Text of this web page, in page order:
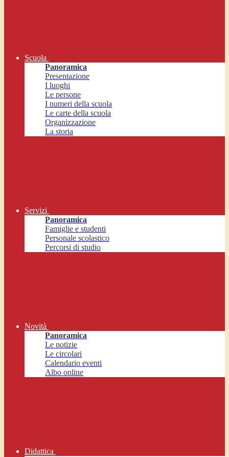
Scuola
Panoramica
Presentazione
I luoghi
Le persone
I numeri della scuola
Le carte della scuola
Organizzazione
La storia
Servizi
Panoramica
Famiglie e studenti
Personale scolastico
Percorsi di studio
Novità
Panoramica
Le notizie
Le circolari
Calendario eventi
Albo online
Didattica